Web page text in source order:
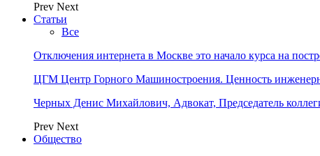
Prev Next
Статьи
Все
Отключения интернета в Москве это начало курса на
ЦГМ Центр Горного Машиностроения. Ценность
Черных Денис Михайлович, Адвокат, Председатель
Prev Next
Общество